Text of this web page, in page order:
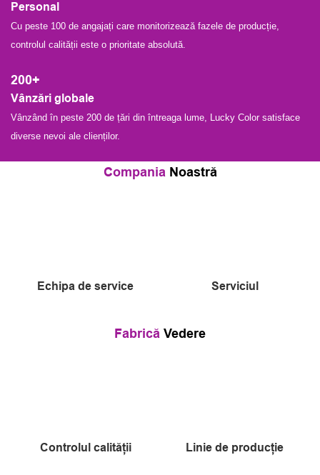
Personal
Cu peste 100 de angajați care monitorizează fazele de producție,
controlul calității este o prioritate absolută.
200+
Vânzări globale
Vânzând în peste 200 de țări din întreaga lume, Lucky Color satisface
diverse nevoi ale clienților.
Compania Noastră
Echipa de service Serviciul
Fabrică Vedere
Controlul calității Linie de producție